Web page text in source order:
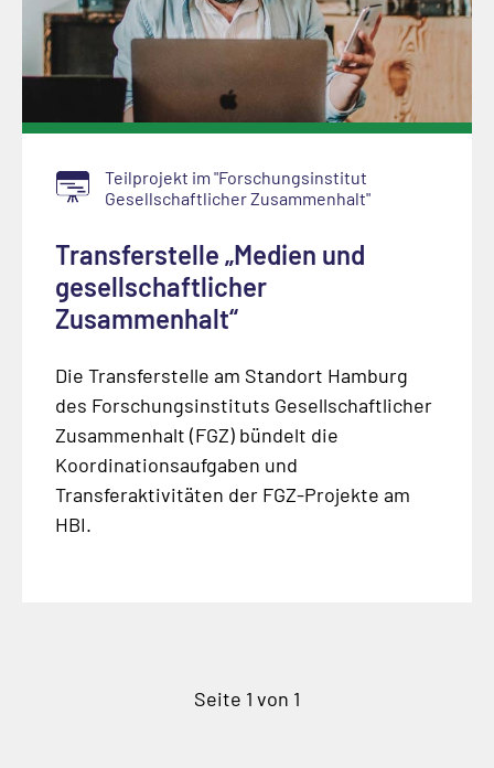
Teilprojekt im "Forschungsinstitut
Gesellschaftlicher Zusammenhalt"
Transferstelle „Medien und
gesellschaftlicher
Zusammenhalt“
Die Transferstelle am Standort Hamburg
des Forschungsinstituts Gesellschaftlicher
Zusammenhalt (FGZ) bündelt die
Koordinationsaufgaben und
Transferaktivitäten der FGZ-Projekte am
HBI.
Seite 1 von 1